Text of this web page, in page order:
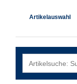
Artikelauswahl